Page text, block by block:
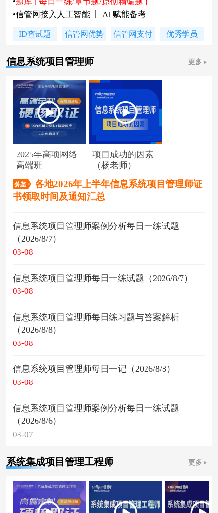
•信管网接入人工智能 丨 AI 赋能备考
信管网软考讲师合作招聘(全职/兼职)
•2026上半年软考证书领取时间及通知
ID查试题 信管网优势 信管网支付 优秀学员
信息系统项目管理师 更多
2025年高项网络
高端班
项目成功的因素
（杨老师）
各地2026年上半年信息系统项目管理师证
书领取时间及通知汇总
信息系统项目管理师案例分析每日一练试题
（2026/8/7）
08-08
信息系统项目管理师每日一练试题（2026/8/7）
08-08
信息系统项目管理师每日练习题与答案解析
（2026/8/8）
08-08
信息系统项目管理师每日一记（2026/8/8）
08-08
信息系统项目管理师案例分析每日一练试题
（2026/8/6）
08-07
系统集成项目管理工程师 更多